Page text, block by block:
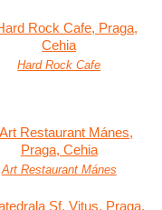
Hard Rock Cafe
Art Restaurant Mánes